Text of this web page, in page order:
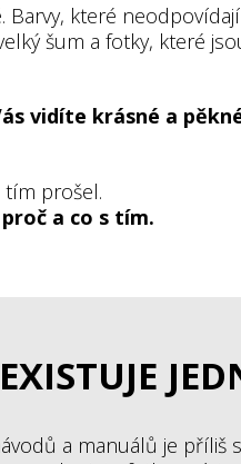
které
šum a fotky, které
vidíte krásné a
tím prošel.
a co s tím.
a manuálů je příliš